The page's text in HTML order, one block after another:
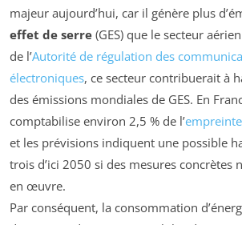
majeur aujourd’hui, car il génère plus
effet de serre (GES) que le secteur
de l’Autorité de régulation des
électroniques, ce secteur contribuerait à
des émissions mondiales de GES. En
comptabilise environ 2,5 % de l’
et les prévisions indiquent une possible
trois d’ici 2050 si des mesures concrètes
en œuvre.
Par conséquent, la consommation